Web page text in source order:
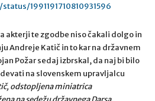
1991191710810931596
akterji te zgodbe niso čakali dolgo in
Andreje Katič in to kar na državnem
Požar sedaj izbrskal, da naj bi bilo
na slovenskem upravljalcu
odstopljena miniatrica